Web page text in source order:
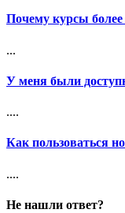
Почему курсы
...
У меня были
....
Как пользоваться
....
Не нашли ответ?